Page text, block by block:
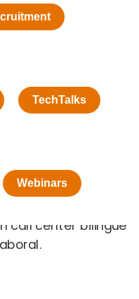
TechTalks
Webinars